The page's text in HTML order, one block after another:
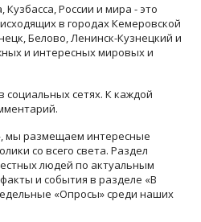
Кузбасса, России и мира - это
в городах Кемеровской
Белово, Ленинск-Кузнецкий и
и интересных мировых и
социальных сетях. К каждой
мы размещаем интересные
со всего света. Раздел
людей по актуальным
и события в разделе «В
«Опросы» среди наших